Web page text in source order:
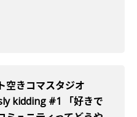
空きコマスタジオ
kidding #1 「好きで